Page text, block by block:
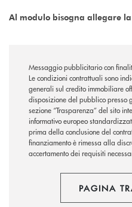
Al modulo bisogna allegare
Messaggio pubblicitario con
Le condizioni contrattuali sono
generali sul credito immobiliare
disposizione del pubblico presso
sezione “Trasparenza” del sito
informativo europeo
prima della conclusione del
finanziamento è rimessa alla
accertamento dei requisiti
PAGINA